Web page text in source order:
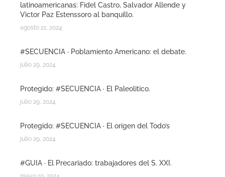
latinoamericanas: Fidel Castro, Salvador Allende y
Victor Paz Estenssoro al banquillo.
agosto 21, 2024
#SECUENCIA · Poblamiento Americano: el debate.
julio 29, 2024
Protegido: #SECUENCIA · El Paleolitico.
julio 29, 2024
Protegido: #SECUENCIA · El origen del Todo’s
julio 29, 2024
#GUIA · El Precariado: trabajadores del S. XXI.